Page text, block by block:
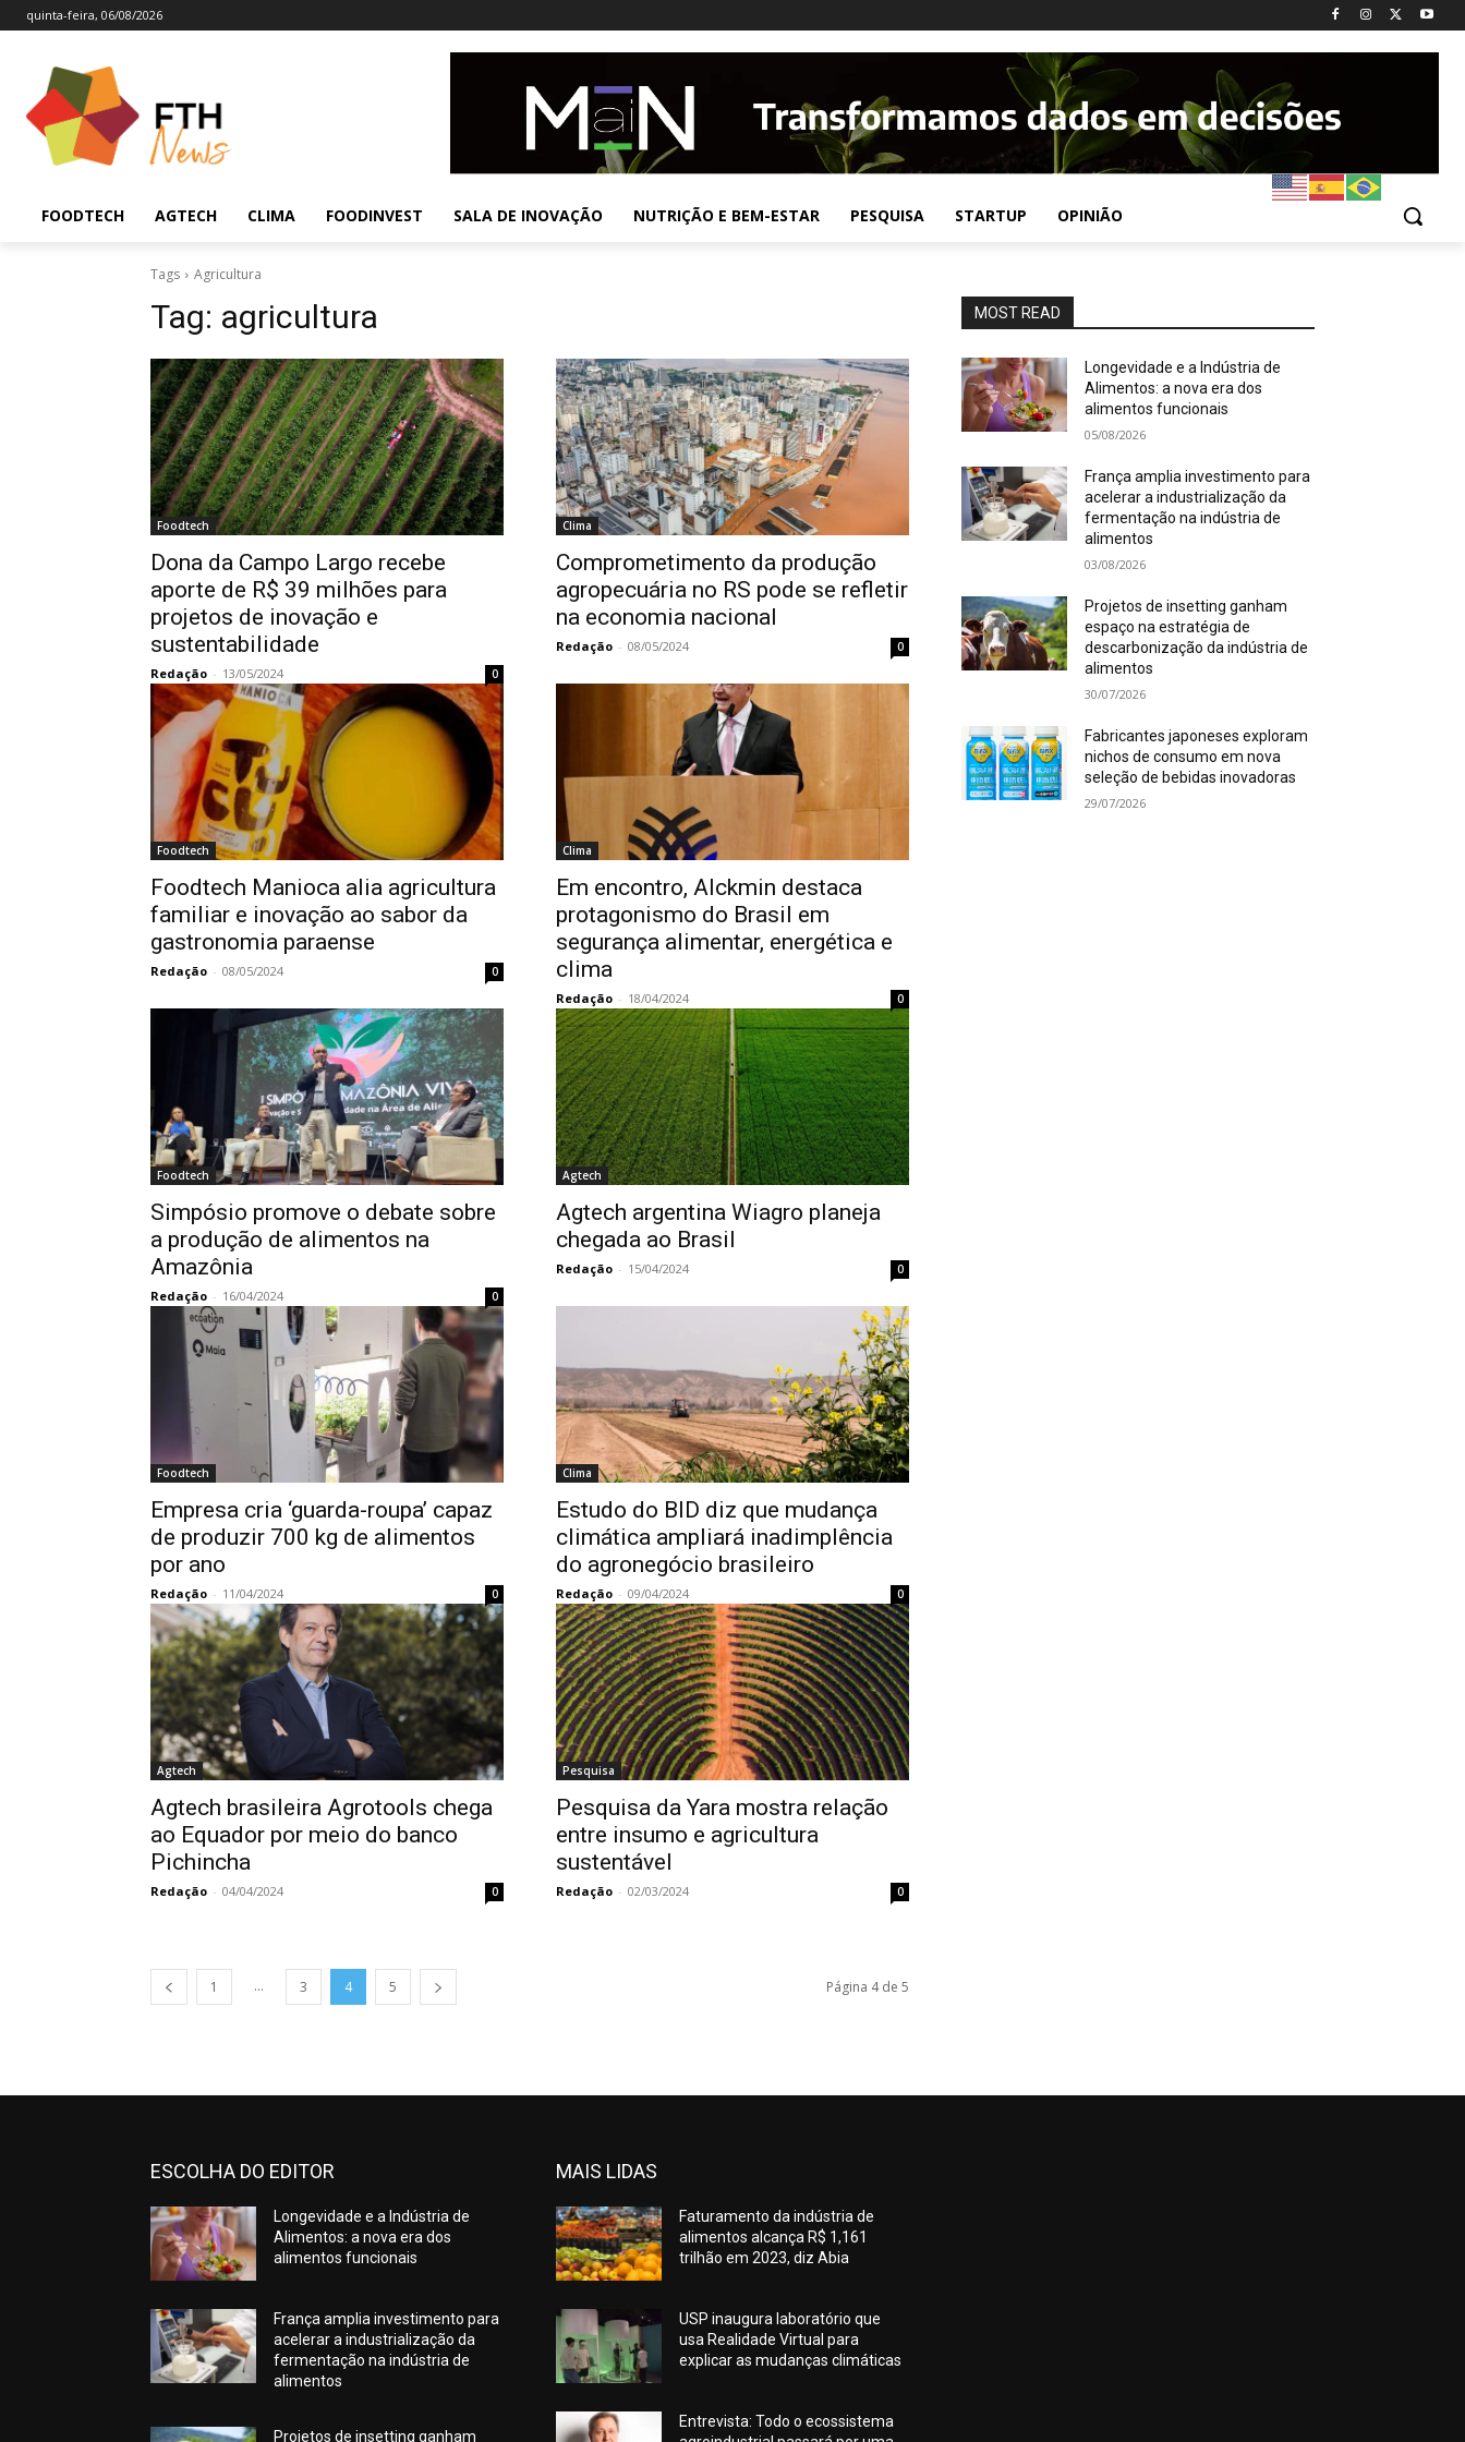
quinta-feira, 06/08/2026
FOODTECH AGTECH CLIMA FOODINVEST SALA DE INOVAÇÃO NUTRIÇÃO E BEM-ESTAR PESQUISA STARTUP OPINIÃO
Tags Agricultura
Tag: agricultura
Foodtech
Dona da Campo Largo recebe
aporte de R$ 39 milhões para
projetos de inovação e
sustentabilidade
Redação - 13/05/2024 0
Clima
Comprometimento da produção
agropecuária no RS pode se refletir
na economia nacional
Redação - 08/05/2024 0
Foodtech
Foodtech Manioca alia agricultura
familiar e inovação ao sabor da
gastronomia paraense
Redação - 08/05/2024 0
Clima
Em encontro, Alckmin destaca
protagonismo do Brasil em
segurança alimentar, energética e
clima
Redação - 18/04/2024 0
Foodtech
Simpósio promove o debate sobre
a produção de alimentos na
Amazônia
Redação - 16/04/2024 0
Agtech
Agtech argentina Wiagro planeja
chegada ao Brasil
Redação - 15/04/2024 0
Foodtech
Empresa cria ‘guarda-roupa’ capaz
de produzir 700 kg de alimentos
por ano
Redação - 11/04/2024 0
Clima
Estudo do BID diz que mudança
climática ampliará inadimplência
do agronegócio brasileiro
Redação - 09/04/2024 0
Agtech
Agtech brasileira Agrotools chega
ao Equador por meio do banco
Pichincha
Redação - 04/04/2024 0
Pesquisa
Pesquisa da Yara mostra relação
entre insumo e agricultura
sustentável
Redação - 02/03/2024 0
1 ... 3 4 5 Página 4 de 5
MOST READ
Longevidade e a Indústria de
Alimentos: a nova era dos
alimentos funcionais
05/08/2026
França amplia investimento para
acelerar a industrialização da
fermentação na indústria de
alimentos
03/08/2026
Projetos de insetting ganham
espaço na estratégia de
descarbonização da indústria de
alimentos
30/07/2026
Fabricantes japoneses exploram
nichos de consumo em nova
seleção de bebidas inovadoras
29/07/2026
ESCOLHA DO EDITOR
Longevidade e a Indústria de
Alimentos: a nova era dos
alimentos funcionais
França amplia investimento para
acelerar a industrialização da
fermentação na indústria de
alimentos
Projetos de insetting ganham
MAIS LIDAS
Faturamento da indústria de
alimentos alcança R$ 1,161
trilhão em 2023, diz Abia
USP inaugura laboratório que
usa Realidade Virtual para
explicar as mudanças climáticas
Entrevista: Todo o ecossistema